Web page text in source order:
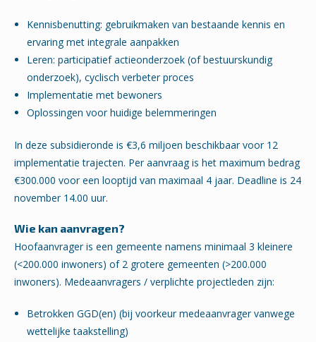
Kennisbenutting: gebruikmaken van bestaande kennis en
ervaring met integrale aanpakken
Leren: participatief actieonderzoek (of bestuurskundig
onderzoek), cyclisch verbeter proces
Implementatie met bewoners
Oplossingen voor huidige belemmeringen
In deze subsidieronde is €3,6 miljoen beschikbaar voor 12
implementatie trajecten. Per aanvraag is het maximum bedrag
€300.000 voor een looptijd van maximaal 4 jaar. Deadline is 24
november 14.00 uur.
Wie kan aanvragen?
Hoofaanvrager is een gemeente namens minimaal 3 kleinere
(<200.000 inwoners) of 2 grotere gemeenten (>200.000
inwoners). Medeaanvragers / verplichte projectleden zijn:
Betrokken GGD(en) (bij voorkeur medeaanvrager vanwege
wettelijke taakstelling)